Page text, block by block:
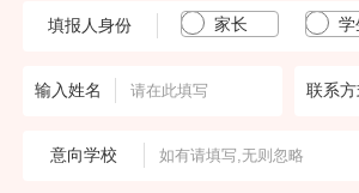
填报人身份 家长 学
输入姓名 联系
意向学校